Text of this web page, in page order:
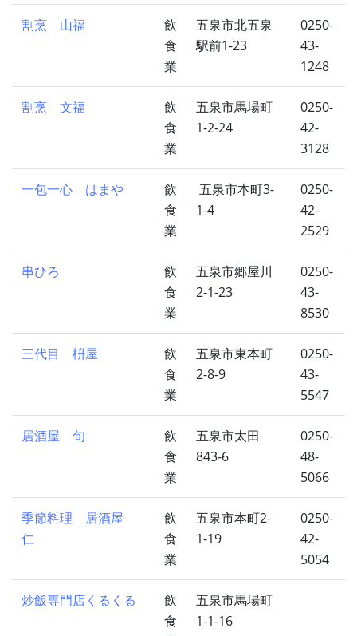
割烹 山福
飲
食
業
五泉市北五泉
駅前1-23
0250-
43-
1248
割烹 文福
飲
食
業
五泉市馬場町
1-2-24
0250-
42-
3128
一包一心 はまや
飲
食
業
五泉市本町3-
1-4
0250-
42-
2529
串ひろ
飲
食
業
五泉市郷屋川
2-1-23
0250-
43-
8530
三代目 枡屋
飲
食
業
五泉市東本町
2-8-9
0250-
43-
5547
居酒屋 旬
飲
食
業
五泉市太田
843-6
0250-
48-
5066
季節料理 居酒屋
仁
飲
食
業
五泉市本町2-
1-19
0250-
42-
5054
炒飯専門店くるくる
飲
食
五泉市馬場町
1-1-16